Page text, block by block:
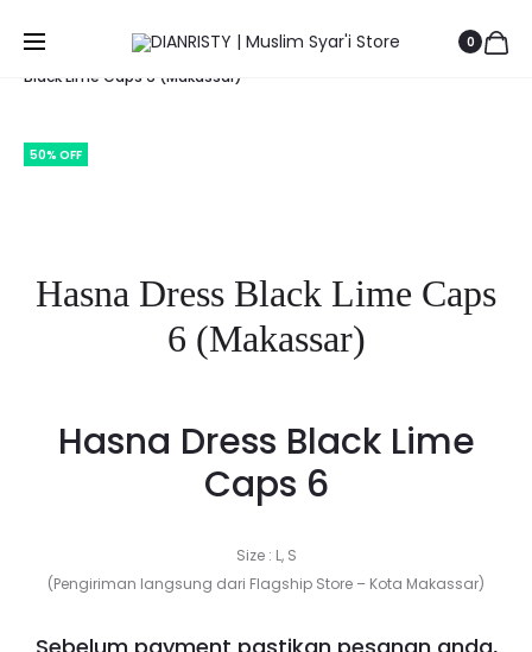
0
BILQIS
SAHIA
Beranda BELANJA HEMAT Top Sale
Hasna Dress
Black Lime Caps 6 (Makassar)
50% OFF
Hasna Dress Black Lime Caps
6 (Makassar)
Hasna Dress Black Lime
Caps 6
Size : L, S
(Pengiriman langsung dari Flagship Store – Kota Makassar)